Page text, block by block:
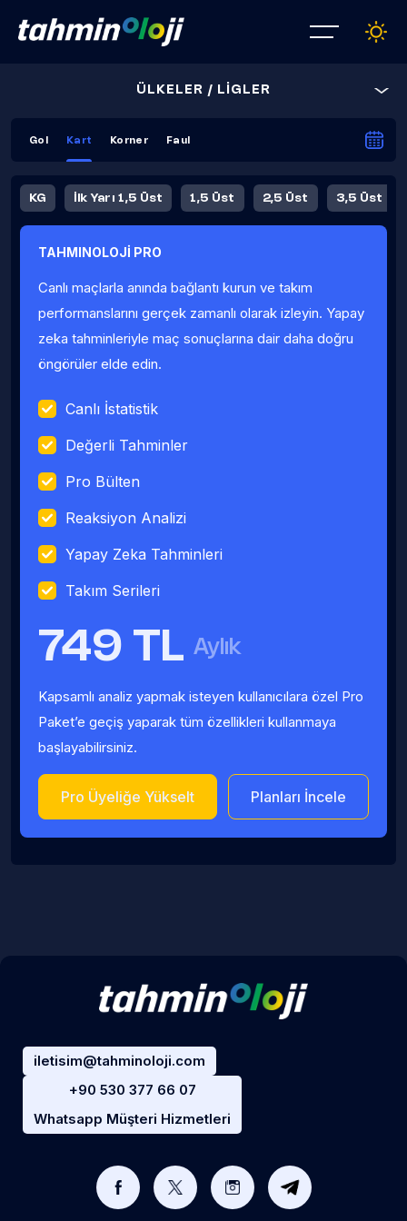
ÜLKELER / LİGLER
Gol Kart Korner Faul
KG İlk Yarı 1,5 Üst 1,5 Üst 2,5 Üst 3,5 Üst
Fauller Ortalama
TAHMINOLOJİ PRO
Canlı maçlarla anında bağlantı kurun ve takım
performanslarını gerçek zamanlı olarak izleyin. Yapay
zeka tahminleriyle maç sonuçlarına dair daha doğru
öngörüler elde edin.
Canlı İstatistik
Değerli Tahminler
Pro Bülten
Reaksiyon Analizi
Yapay Zeka Tahminleri
Takım Serileri
749 TL Aylık
Kapsamlı analiz yapmak isteyen kullanıcılara özel Pro
Paket’e geçiş yaparak tüm özellikleri kullanmaya
başlayabilirsiniz.
Pro Üyeliğe Yükselt Planları İncele
iletisim@tahminoloji.com
+90 530 377 66 07
Whatsapp Müşteri Hizmetleri